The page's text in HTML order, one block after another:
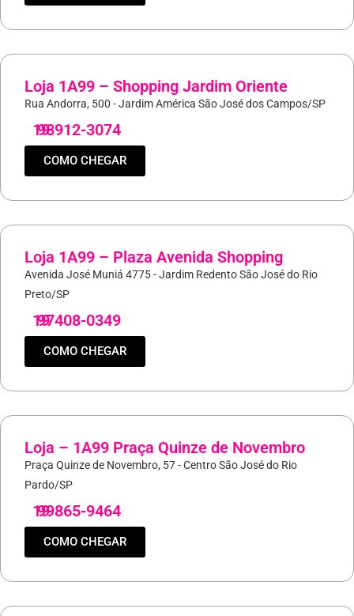
Loja 1A99 – Shopping Jardim Oriente
Rua Andorra, 500 - Jardim América São José dos Campos/SP
19
98912-3074
COMO CHEGAR
Loja 1A99 – Plaza Avenida Shopping
Avenida José Muniá 4775 - Jardim Redento São José do Rio
Preto/SP
19
97408-0349
COMO CHEGAR
Loja – 1A99 Praça Quinze de Novembro
Praça Quinze de Novembro, 57 - Centro São José do Rio
Pardo/SP
19
99865-9464
COMO CHEGAR